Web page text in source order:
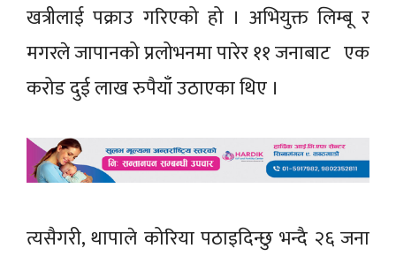
खत्रीलाई पक्राउ गरिएको हो । अभियुक्त लिम्बू र
मगरले जापानको प्रलोभनमा पारेर ११ जनाबाट एक
करोड दुई लाख रुपैयाँ उठाएका थिए ।
त्यसैगरी, थापाले कोरिया पठाइदिन्छु भन्दै २६ जना